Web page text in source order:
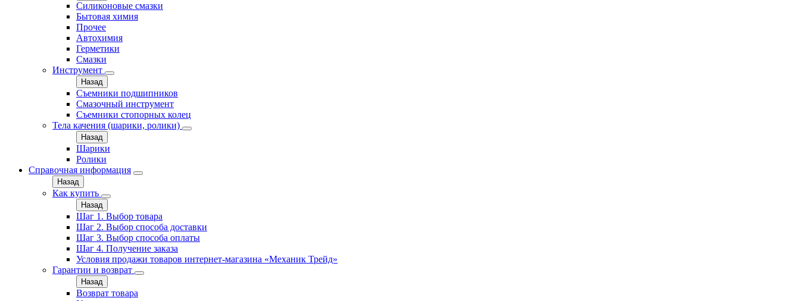
Силиконовые смазки
Бытовая химия
Прочее
Автохимия
Герметики
Смазки
Инструмент
Назад
Съемники подшипников
Смазочный инструмент
Съемники стопорных колец
Тела качения (шарики, ролики)
Назад
Шарики
Ролики
Справочная информация
Назад
Как купить
Назад
Шаг 1. Выбор товара
Шаг 2. Выбор способа доставки
Шаг 3. Выбор способа оплаты
Шаг 4. Получение заказа
Условия продажи товаров интернет-магазина «Механик Трейд»
Гарантии и возврат
Назад
Возврат товара